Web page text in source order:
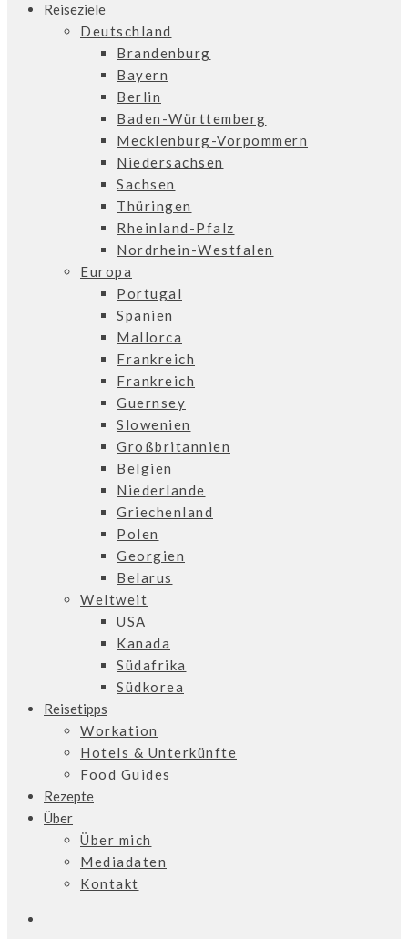
Reiseziele
Deutschland
Brandenburg
Bayern
Berlin
Baden-Württemberg
Mecklenburg-Vorpommern
Niedersachsen
Sachsen
Thüringen
Rheinland-Pfalz
Nordrhein-Westfalen
Europa
Portugal
Spanien
Mallorca
Frankreich
Frankreich
Guernsey
Slowenien
Großbritannien
Belgien
Niederlande
Griechenland
Polen
Georgien
Belarus
Weltweit
USA
Kanada
Südafrika
Südkorea
Reisetipps
Workation
Hotels & Unterkünfte
Food Guides
Rezepte
Über
Über mich
Mediadaten
Kontakt